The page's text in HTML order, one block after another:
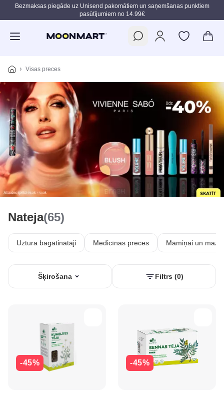
Pāriet uz galveno saturu
Bezmaksas piegāde uz Unisend pakomātiem un saņemšanas punktiem
pasūtījumiem no 14.99€
Visas preces
Nateja(65)
Uztura bagātinātāji Medicīnas preces Māmiņai un
Šķirošana Filtrs (0)
-45% -45%